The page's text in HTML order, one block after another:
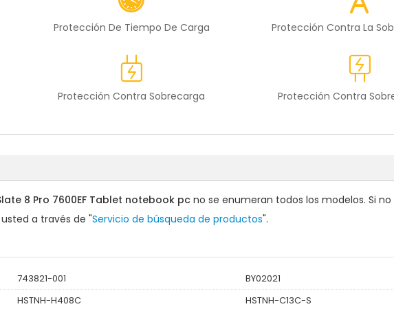
Protección De Tiempo De Carga Protección Contra La
Protección Contra Sobrecarga Protección Contra
8 Pro 7600EF Tablet notebook pc no se enumeran todos los modelos. Si
a través de "Servicio de búsqueda de productos".
743821-001
BY02021
HSTNH-H408C HSTNH-C13C-S